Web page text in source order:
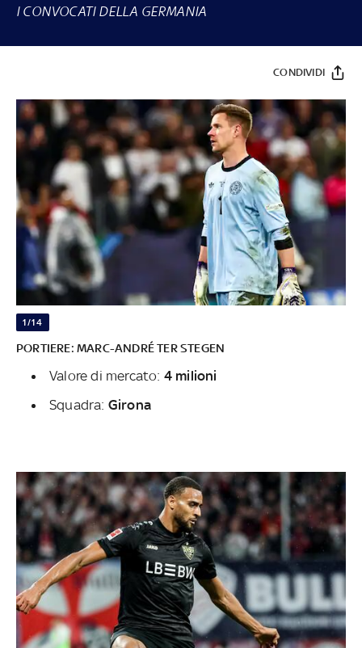
I CONVOCATI DELLA GERMANIA
CONDIVIDI
1/14
PORTIERE: MARC-ANDRÉ TER STEGEN
Valore di mercato: 4 milioni
Squadra: Girona